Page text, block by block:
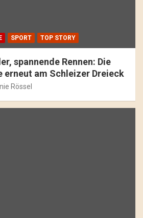
SPORT TOP STORY
spannende Rennen: Die
erneut am Schleizer Dreieck
Rössel